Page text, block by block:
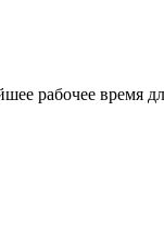
рабочее время